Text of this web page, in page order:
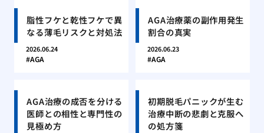
脂性フケと乾性フケで異
なる薄毛リスクと対処法
2026.06.24
AGA
AGA治療薬の副作用発生
割合の真実
2026.06.23
AGA
AGA治療の成否を分ける
医師との相性と専門性の
見極め方
初期脱毛パニックが生む
治療中断の悲劇と克服へ
の処方箋